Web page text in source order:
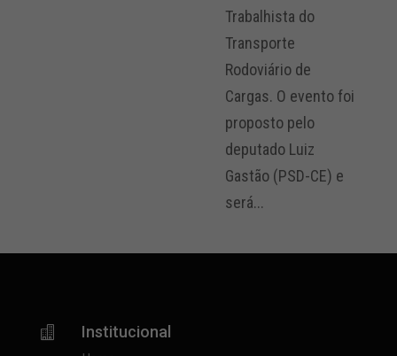
Trabalhista do
Transporte
Rodoviário de
Cargas. O evento foi
proposto pelo
deputado Luiz
Gastão (PSD-CE) e
será...
 Institucional